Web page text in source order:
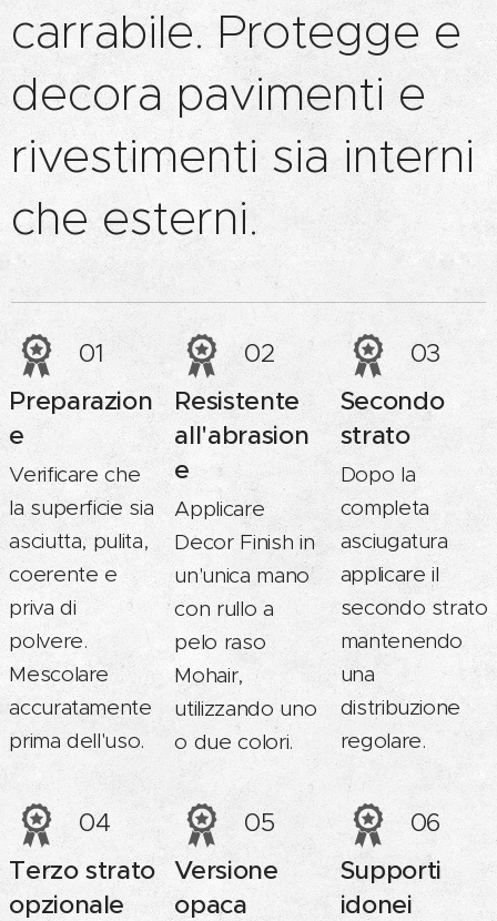
carrabile. Protegge e
decora pavimenti e
rivestimenti sia interni
che esterni.
01
Preparazion
e
Verificare che
la superficie sia
asciutta, pulita,
coerente e
priva di
polvere.
Mescolare
accuratamente
prima dell'uso.
02
Resistente
all'abrasion
e
Applicare
Decor Finish in
un'unica mano
con rullo a
pelo raso
Mohair,
utilizzando uno
o due colori.
03
Secondo
strato
Dopo la
completa
asciugatura
applicare il
secondo strato
mantenendo
una
distribuzione
regolare.
04
Terzo strato
opzionale
05
Versione
opaca
06
Supporti
idonei